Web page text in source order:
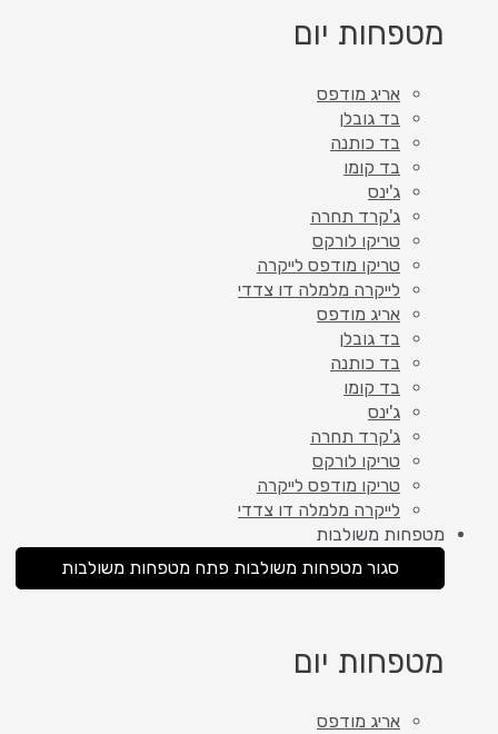
מטפחות יום
אריג מודפס
בד גובלן
בד כותנה
בד קומו
ג'ינס
ג'קרד תחרה
טריקו לורקס
טריקו מודפס לייקרה
לייקרה מלמלה דו צדדי
אריג מודפס
בד גובלן
בד כותנה
בד קומו
ג'ינס
ג'קרד תחרה
טריקו לורקס
טריקו מודפס לייקרה
לייקרה מלמלה דו צדדי
מטפחות משולבות
סגור מטפחות משולבות פתח מטפחות משולבות
מטפחות יום
אריג מודפס